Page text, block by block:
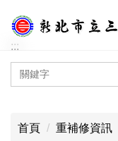
到
主
要
:::
首頁 重補修資訊